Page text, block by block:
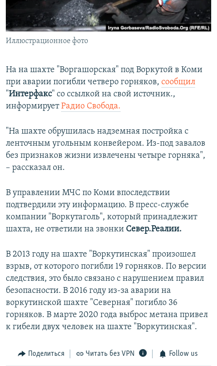
ПОБЕДИТЕЛЕЙ НЕ СУДЯТ?
КРЫМ.НЕПОКОРЕННЫЙ
ELIFBE
ПРИСОЕДИНЯЙТЕСЬ!
Все сайты RFE/RL
Иллюстрационное фото
На на шахте "Воргашорская" под Воркутой в Коми
при аварии погибли четверо горняков, сообщил
"Интерфакс" со ссылкой на свой источник.,
информируетРадио Свобода.
"На шахте обрушилась надземная постройка с
ленточным угольным конвейером. Из-под завалов
без признаков жизни извлечены четыре горняка",
– рассказал он.
В управлении МЧС по Коми впоследствии
подтвердили эту информацию. В пресс-службе
компании "Воркутаголь", который принадлежит
шахта, не ответили на звонки Север.Реалии.
В 2013 году на шахте "Воркутинская" произошел
взрыв, от которого погибли 19 горняков. По версии
следствия, это было связано с нарушением правил
безопасности. В 2016 году из-за аварии на
воркутинской шахте "Северная" погибло 36
горняков. В марте 2020 года выброс метана привел
к гибели двух человек на шахте "Воркутинская".
Поделиться Читать без VPN Follow us